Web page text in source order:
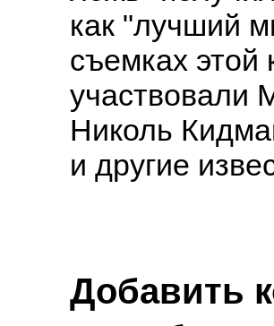
как "лучший
съемках этой
участвовали
Николь
и другие
Добавить